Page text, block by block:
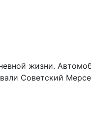
жизни.
Советский